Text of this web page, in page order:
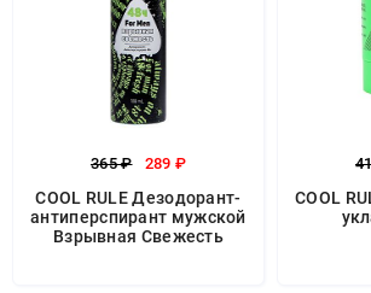
365 ₽ 289 ₽
COOL RULE Дезодорант-
антиперспирант мужской
Взрывная Свежесть
COOL